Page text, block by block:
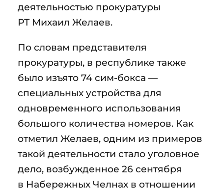
деятельностью прокуратуры
РТ Михаил Желаев.
По словам представителя
прокуратуры, в республике также
было изъято 74 сим-бокса —
специальных устройства для
одновременного использования
большого количества номеров. Как
отметил Желаев, одним из примеров
такой деятельности стало уголовное
дело, возбужденное 26 сентября
в Набережных Челнах в отношении